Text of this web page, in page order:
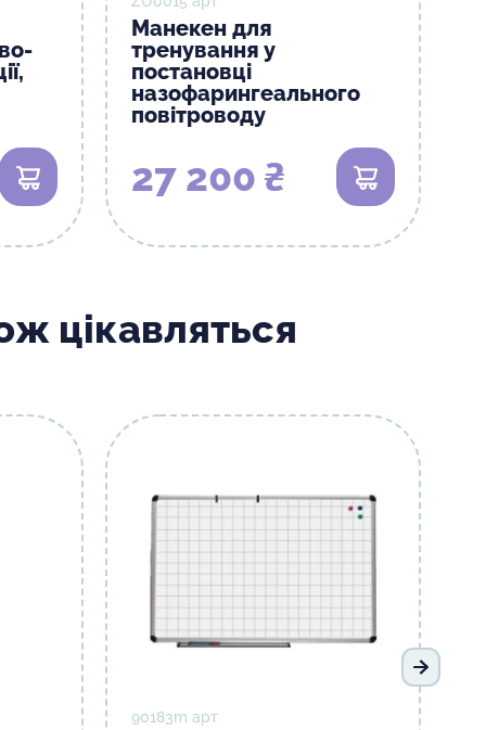
В кошик
Манекен для
тренування у
постановці
назофарингеального
повітроводу
27 200 ₴ В кошик
цікавляться
90183m арт